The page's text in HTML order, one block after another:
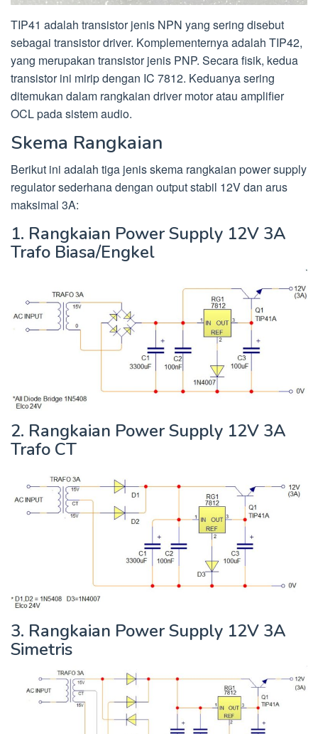
TIP41 adalah transistor jenis NPN yang sering disebut
sebagai transistor driver. Komplementernya adalah TIP42,
yang merupakan transistor jenis PNP. Secara fisik, kedua
transistor ini mirip dengan IC 7812. Keduanya sering
ditemukan dalam rangkaian driver motor atau amplifier
OCL pada sistem audio.
Skema Rangkaian
Berikut ini adalah tiga jenis skema rangkaian power supply
regulator sederhana dengan output stabil 12V dan arus
maksimal 3A:
1. Rangkaian Power Supply 12V 3A
Trafo Biasa/Engkel
2. Rangkaian Power Supply 12V 3A
Trafo CT
3. Rangkaian Power Supply 12V 3A
Simetris